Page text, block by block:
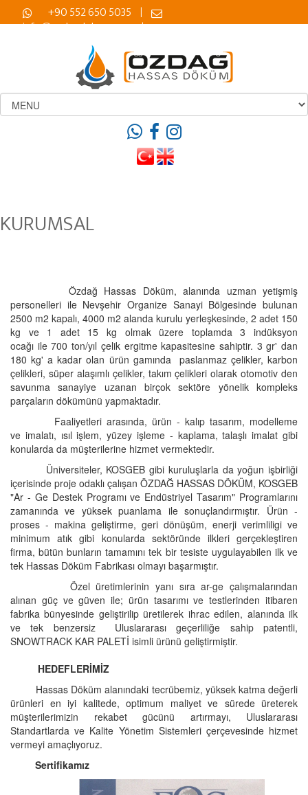
+90 552 650 5035 |
info@ozdagdokum.com |
KURUMSAL
Özdağ Hassas Döküm, alanında uzman yetişmiş
personelleri ile Nevşehir Organize Sanayi Bölgesinde bulunan
2500 m2 kapalı, 4000 m2 alanda kurulu yerleşkesinde, 2 adet 150
kg ve 1 adet 15 kg olmak üzere toplamda 3 indüksyon
ocağı ile 700 ton/yıl çelik ergitme kapasitesine sahiptir. 3 gr' dan
180 kg' a kadar olan ürün gamında paslanmaz çelikler, karbon
çelikleri, süper alaşımlı çelikler, takım çelikleri olarak otomotiv den
savunma sanayiye uzanan birçok sektöre yönelik kompleks
parçaların dökümünü yapmaktadır.
Faaliyetleri arasında, ürün - kalıp tasarım, modelleme
ve imalatı, ısıl işlem, yüzey işleme - kaplama, talaşlı imalat gibi
konularda da müşterilerine hizmet vermektedir.
Üniversiteler, KOSGEB gibi kuruluşlarla da yoğun işbirliği
içerisinde proje odaklı çalışan ÖZDAĞ HASSAS DÖKÜM, KOSGEB
"Ar - Ge Destek Programı ve Endüstriyel Tasarım" Programlarını
zamanında ve yüksek puanlama ile sonuçlandırmıştır. Ürün -
proses - makina geliştirme, geri dönüşüm, enerji verimliligi ve
minimum atık gibi konularda sektöründe ilkleri gerçekleştiren
firma, bütün bunların tamamını tek bir tesiste uygulayabilen ilk ve
tek Hassas Döküm Fabrikası olmayı başarmıştır.
Özel üretimlerinin yanı sıra ar-ge çalışmalarından
alınan güç ve güven ile; ürün tasarımı ve testlerinden itibaren
fabrika bünyesinde geliştirilip üretilerek ihrac edilen, alanında ilk
ve tek benzersiz Uluslararası geçerliliğe sahip patentli,
SNOWTRACK KAR PALETİ isimli ürünü geliştirmiştir.
HEDEFLERİMİZ
Hassas Döküm alanındaki tecrübemiz, yüksek katma değerli
ürünleri en iyi kalitede, optimum maliyet ve sürede üreterek
müşterilerimizin rekabet gücünü artırmayı, Uluslararası
Standartlarda ve Kalite Yönetim Sistemleri çerçevesinde hizmet
vermeyi amaçlıyoruz.
Sertifikamız